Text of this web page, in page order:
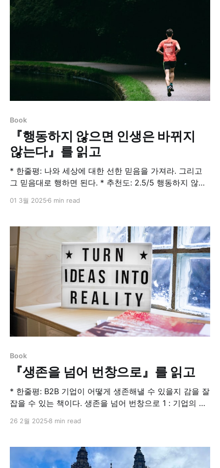
Weekly Review 세션이 무너져서 다시
Book
『행동하지 않으면 인생은 바뀌지
않는다』를 읽고
* 한줄평: 나와 세상에 대한 선한 믿음을 가져라. 그리고
그 믿음대로 행하면 된다. * 추천도: 2.5/5 행동하지 않으
무기력을 쾌감으로 바꾸고 잠자던 성장 본능을 깨우며 마
하지 않다. 오직 행동만이 당신을 원하는 곳으로 데려갈
것이다. 이…현대지성브라이언
01 3월 2025 6 min read
Book
『생존을 넘어 번창으로』를 읽고
* 한줄평: B2B 기업이 어떻게 생존해낼 수 있을지 감을 잘
잡을 수 있는 책이다. 생존을 넘어 번창으로 1 : 기업의 여
타트업이 반드시 거치는 5단계 여정. 스타트업을 어떻게
자, 임직원 또는 투자자들을 위한 책이다. 총…다산북스남
태희.밥 팅커
26 2월 2025 8 min read